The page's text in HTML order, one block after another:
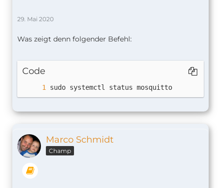
29. Mai 2020
Was zeigt denn folgender Befehl:
Code
sudo systemctl status mosquitto
Marco Schmidt
Champ